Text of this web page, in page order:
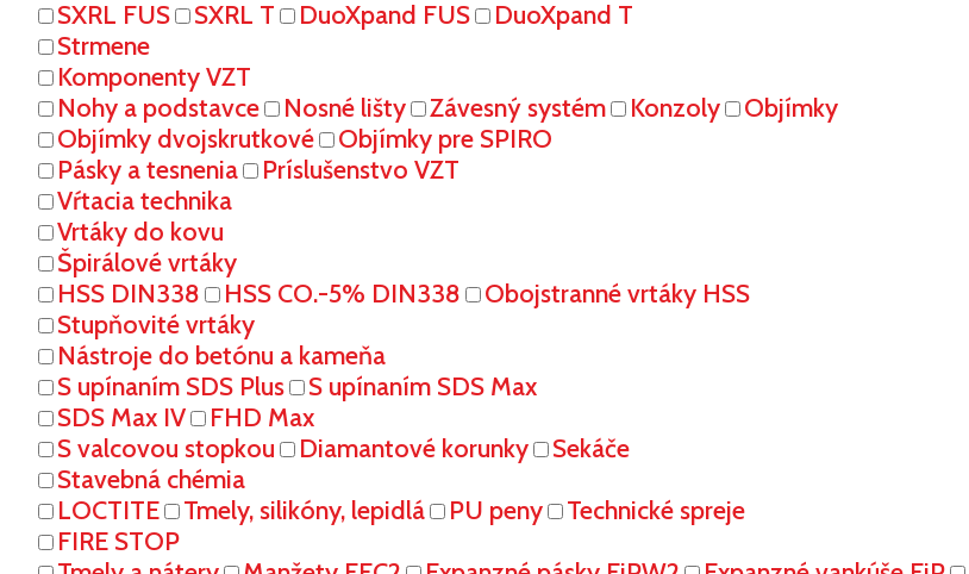
SXRL FUS
SXRL T DuoXpand FUS
DuoXpand T
Strmene
Komponenty VZT
Nohy a podstavce
Nosné lišty Závesný systém Konzoly
Objímky
Objímky dvojskrutkové
Objímky pre SPIRO
Pásky a tesnenia
Príslušenstvo VZT
Vŕtacia technika
Vrtáky do kovu
Špirálové vrtáky
HSS DIN338
HSS CO.-5% DIN338
Obojstranné vrtáky HSS
Stupňovité vrtáky
Nástroje do betónu a kameňa
S upínaním SDS Plus
S upínaním SDS Max
SDS Max IV
FHD Max
S valcovou stopkou
Diamantové korunky
Sekáče
Stavebná chémia
LOCTITE
Tmely, silikóny, lepidlá PU peny
Technické spreje
FIRE STOP